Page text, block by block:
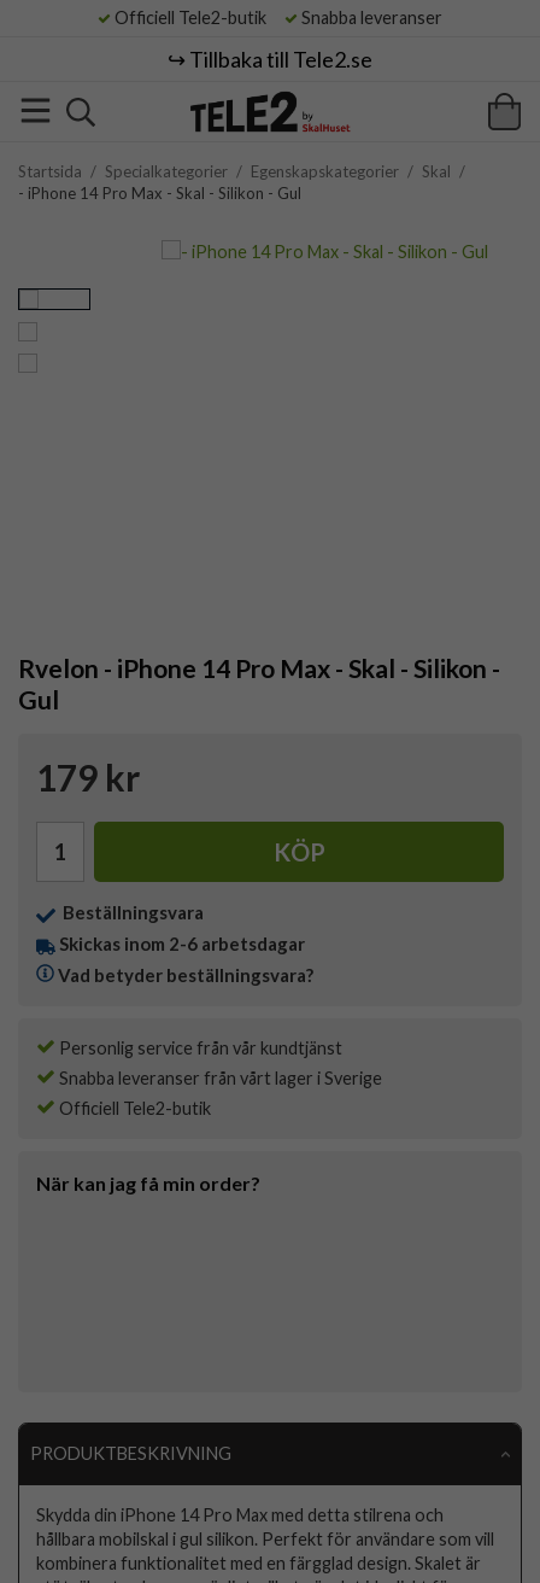
Officiell Tele2-butik Snabba leveranser
↪️ Tillbaka till Tele2.se
Startsida / Specialkategorier / Egenskapskategorier / Skal /
- iPhone 14 Pro Max - Skal - Silikon - Gul
Rvelon - iPhone 14 Pro Max - Skal - Silikon -
Gul
179 kr
KÖP
Beställningsvara
Skickas inom 2-6 arbetsdagar
Vad betyder beställningsvara?
Personlig service från vår kundtjänst
Snabba leveranser från vårt lager i Sverige
Officiell Tele2-butik
När kan jag få min order?
PRODUKTBESKRIVNING
Skydda din iPhone 14 Pro Max med detta stilrena och
hållbara mobilskal i gul silikon. Perfekt för användare som vill
kombinera funktionalitet med en färgglad design. Skalet är